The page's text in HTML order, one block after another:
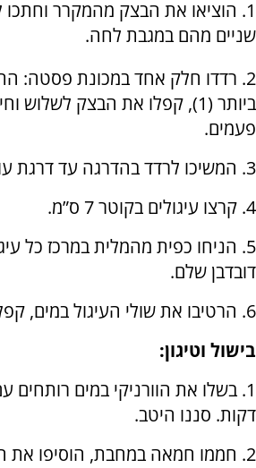
1. הוציאו את הבצק מהמקרר
שניים מהם במגבת לחה.
2. רדדו חלק אחד במכונת פסטה:
פעמים.
3. המשיכו לרדד בהדרגה עד דרגת עובי 6.
4. קרצו עיגולים בקוטר 7 ס”מ.
5. הניחו כפית מהמלית במרכז כל
דובדבן שלם.
6. הרטיבו את שולי העיגול במים, קפלו לחצי והדקו היטב.
בישול וטיגון:
דקות. סננו היטב.
2. חממו חמאה במחבת, הוסיפו את הוורניקי וטגנו קלות.